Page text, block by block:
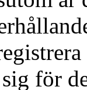
för